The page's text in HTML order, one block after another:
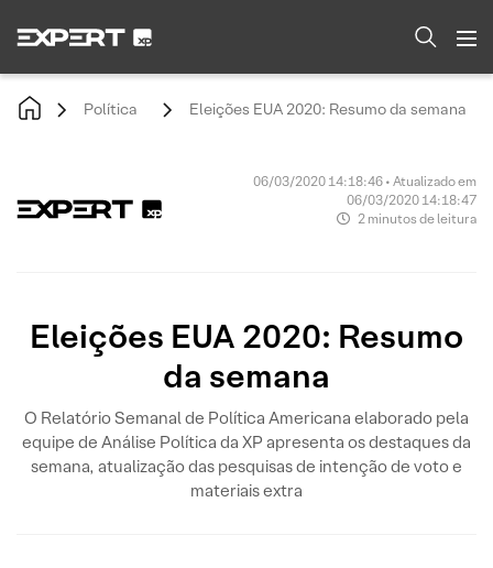
Política Eleições EUA 2020: Resumo da semana
06/03/2020 14:18:46 • Atualizado em
06/03/2020 14:18:47
2 minutos de leitura
Eleições EUA 2020: Resumo
da semana
O Relatório Semanal de Política Americana elaborado pela
equipe de Análise Política da XP apresenta os destaques da
semana, atualização das pesquisas de intenção de voto e
materiais extra